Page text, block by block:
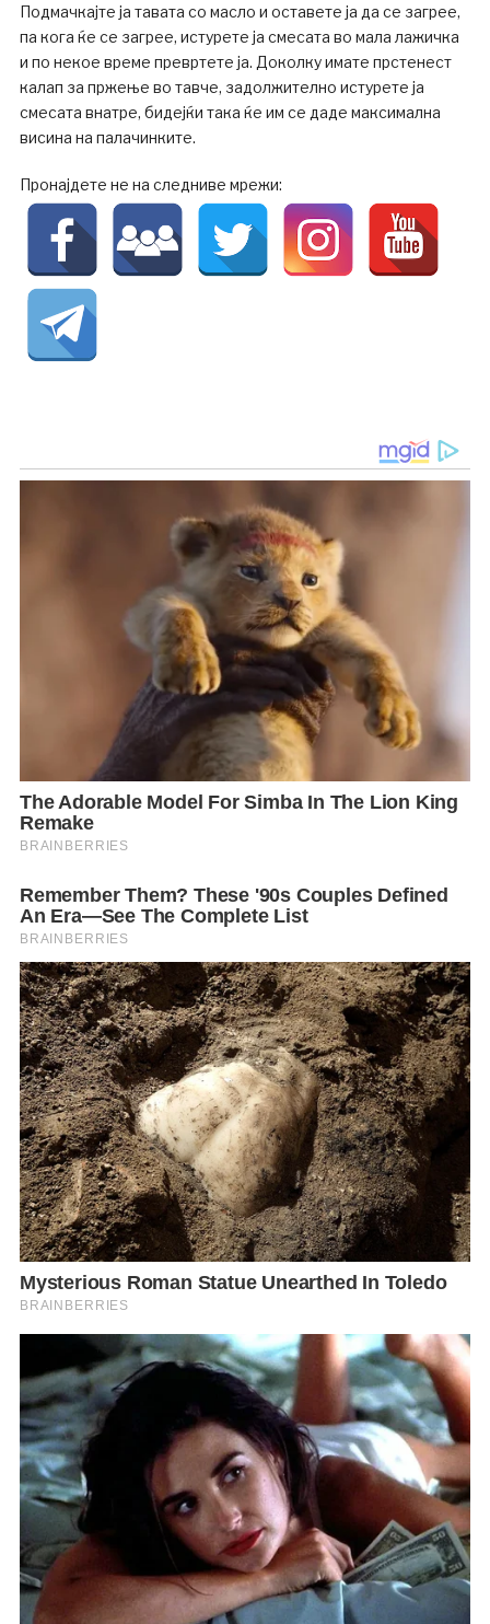
Подмачкајте ја тавата со масло и оставете ја да се загрее,
па кога ќе се загрее, истурете ја смесата во мала лажичка
и по некое време превртете ја. Доколку имате прстенест
калап за пржење во тавче, задолжително истурете ја
смесата внатре, бидејќи така ќе им се даде максимална
висина на палачинките.
Пронајдете не на следниве мрежи: